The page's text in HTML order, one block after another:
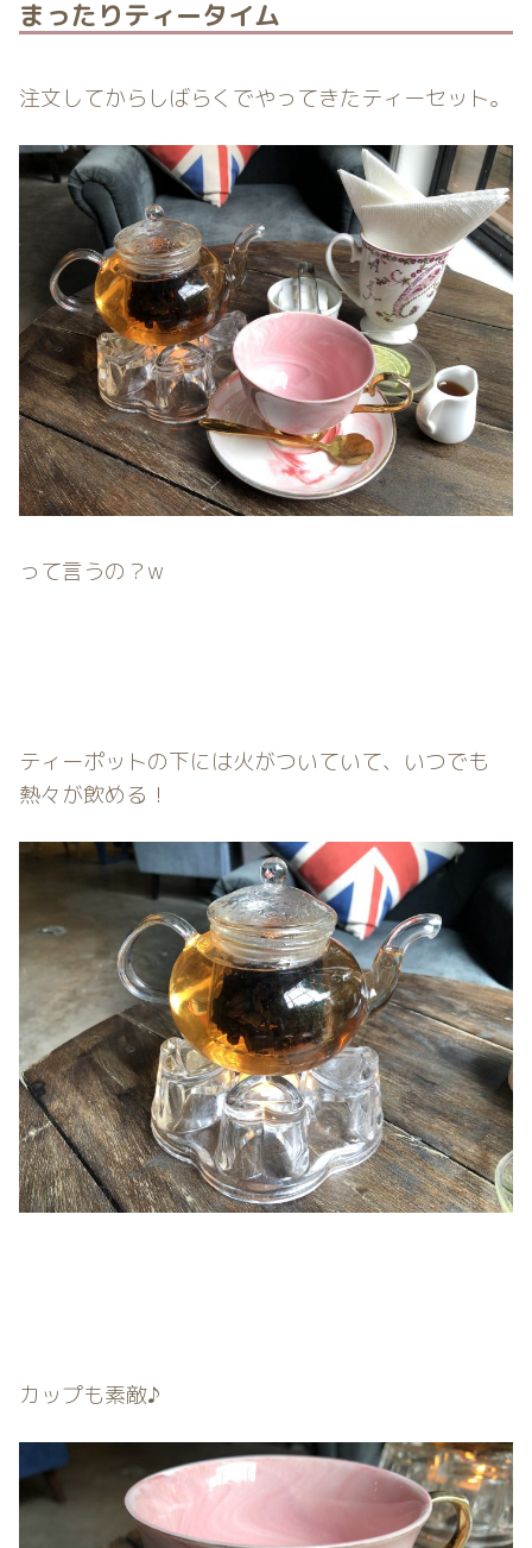
まったりティータイム
注文してからしばらくでやってきたティーセット。
って言うの？w
ティーポットの下には火がついていて、いつでも
熱々が飲める！
カップも素敵♪